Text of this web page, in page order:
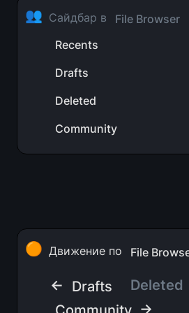
👥 Сайдбар в
File Browser
Recents
Drafts
Deleted
Community
🟠 Движение по File
← Drafts
Deleted
→